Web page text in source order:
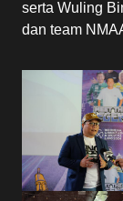
serta Wuling
dan team